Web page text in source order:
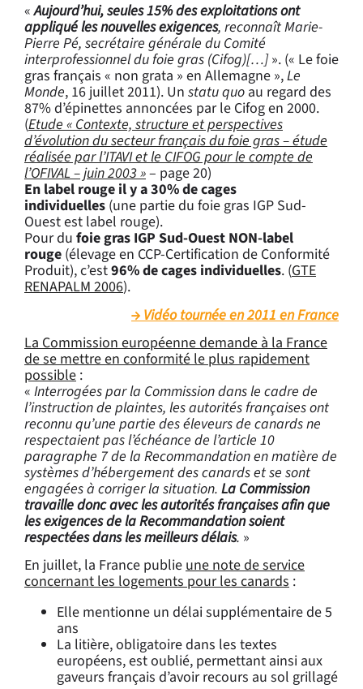
«Aujourd’hui, seules 15% des exploitations ont
appliqué les nouvelles exigences, reconnaît Marie-
Pierre Pé, secrétaire générale du Comité
interprofessionnel du foie gras (Cifog)[…]». (« Le foie
gras français « non grata » en Allemagne »,Le
Monde, 16 juillet 2011). Un statu quo au regard des
87% d’épinettes annoncées par le Cifog en 2000.
(Etude « Contexte, structure et perspectives
d’évolution du secteur français du foie gras – étude
réalisée par l’ITAVI et le CIFOG pour le compte de
l’OFIVAL – juin 2003 »– page 20)
En label rouge il y a 30% de cages
individuelles (une partie du foie gras IGP Sud-
Ouest est label rouge).
Pour du foie gras IGP Sud-Ouest NON-label
rouge (élevage en CCP-Certification de Conformité
Produit), c’est96% de cages individuelles. (GTE
RENAPALM 2006).
Vidéo tournée en 2011 en France
La Commission européenne demande à la France
de se mettre en conformité le plus rapidement
possible :
« Interrogées par la Commission dans le cadre de
l’instruction de plaintes, les autorités françaises ont
reconnu qu’une partie des éleveurs de canards ne
respectaient pas l’échéance de l’article 10
paragraphe 7 de la Recommandation en matière de
systèmes d’hébergement des canards et se sont
engagées à corriger la situation. La Commission
travaille donc avec les autorités françaises afin que
les exigences de la Recommandation soient
respectées dans les meilleurs délais. »
En juillet, la France publieune note de service
concernant les logements pour les canards :
Elle mentionne un délai supplémentaire de 5
ans
La litière, obligatoire dans les textes
européens, est oublié, permettant ainsi aux
gaveurs français d’avoir recours au sol grillagé